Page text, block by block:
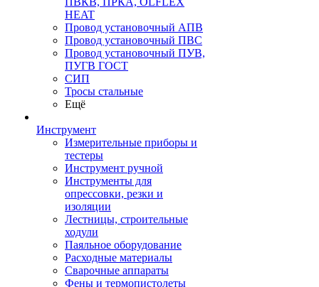
HEAT
Провод установочный АПВ
Провод установочный ПВС
Провод установочный ПУВ,
ПУГВ ГОСТ
СИП
Тросы стальные
Ещё
Инструмент
Измерительные приборы и
тестеры
Инструмент ручной
Инструменты для
опрессовки, резки и
изоляции
Лестницы, строительные
ходули
Паяльное оборудование
Расходные материалы
Сварочные аппараты
Фены и термопистолеты